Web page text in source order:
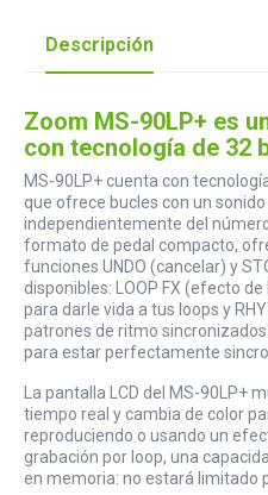
Descripción
Zoom MS-90LP+ es
con tecnología de 32
MS-90LP+ cuenta con
que ofrece bucles con un
independientemente del
formato de pedal compacto,
funciones UNDO (cancelar) y
disponibles: LOOP FX (efecto
para darle vida a tus loops y
patrones de ritmo
para estar perfectamente
La pantalla LCD del MS-90LP+
tiempo real y cambia de color
reproduciendo o usando un
grabación por loop, una
en memoria: no estará limitado